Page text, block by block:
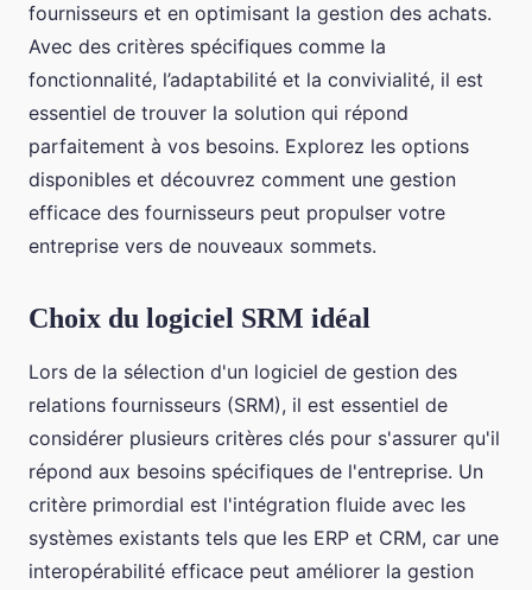
fournisseurs et en optimisant la gestion des achats.
Avec des critères spécifiques comme la
fonctionnalité, l’adaptabilité et la convivialité, il est
essentiel de trouver la solution qui répond
parfaitement à vos besoins. Explorez les options
disponibles et découvrez comment une gestion
efficace des fournisseurs peut propulser votre
entreprise vers de nouveaux sommets.
Choix du logiciel SRM idéal
Lors de la sélection d'un logiciel de gestion des
relations fournisseurs (SRM), il est essentiel de
considérer plusieurs critères clés pour s'assurer qu'il
répond aux besoins spécifiques de l'entreprise. Un
critère primordial est l'intégration fluide avec les
systèmes existants tels que les ERP et CRM, car une
interopérabilité efficace peut améliorer la gestion